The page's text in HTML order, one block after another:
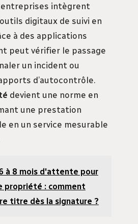
entreprises intègrent
digitaux de suivi en
à des applications
peut vérifier le passage
un incident ou
d’autocontrôle.
devient une norme en
une prestation
en un service mesurable
à 8 mois d'attente pour
propriété : comment
titre dès la signature ?